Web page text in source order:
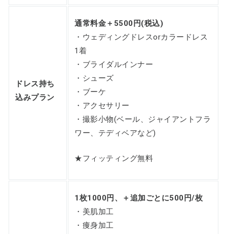
ドレス持ち
込みプラン
通常料金＋5500円(税込)
・ウェディングドレスorカラードレス
1着
・ブライダルインナー
・シューズ
・ブーケ
・アクセサリー
・撮影小物(ベール、ジャイアントフラ
ワー、テディベアなど)
★フィッティング無料
1枚1000円、＋追加ごとに500円/枚
・美肌加工
・痩身加工